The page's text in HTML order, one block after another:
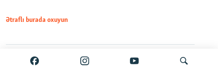
Ətraflı burada oxuyun
Paylaş PDF VPN-siz açmaq